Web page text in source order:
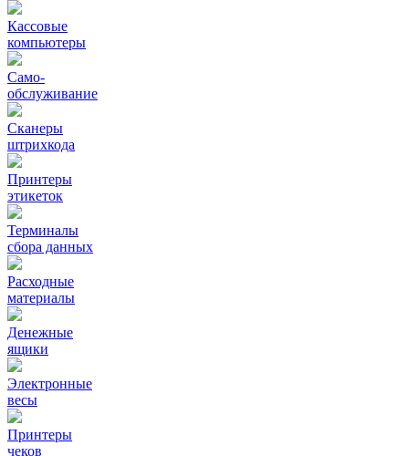
Кассовые
компьютеры
Само-
обслуживание
Сканеры
штрихкода
Принтеры
этикеток
Терминалы
сбора данных
Расходные
материалы
Денежные
ящики
Электронные
весы
Принтеры
чеков